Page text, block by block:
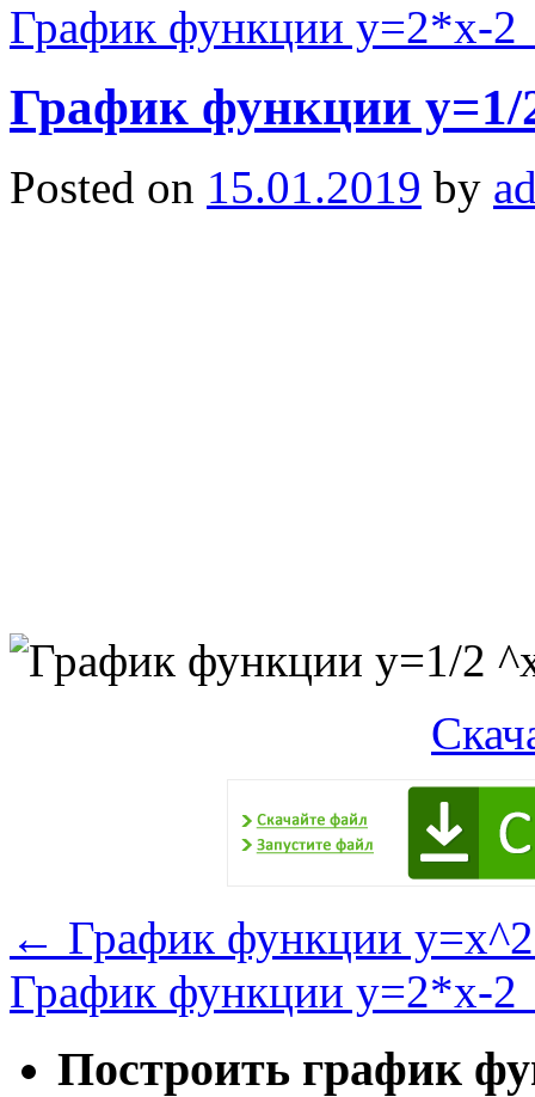
График функции y=2*x-2
График функции y=1/
Posted on 15.01.2019 by
← График функции
График функции y=2*x-2
Построить график